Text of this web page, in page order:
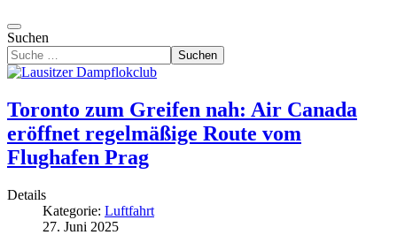
Suchen
Suchen
Toronto zum Greifen nah: Air Canada
eröffnet regelmäßige Route vom
Flughafen Prag
Details
Kategorie: Luftfahrt
27. Juni 2025